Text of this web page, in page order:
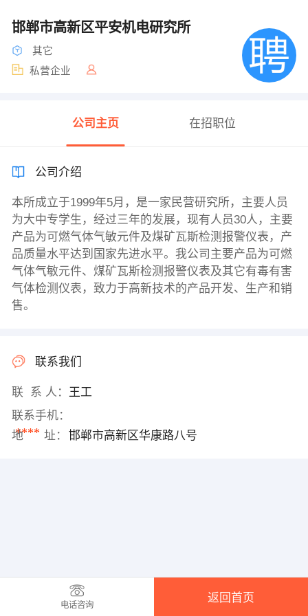
邯郸市高新区平安机电研究所
其它
私营企业
公司主页 在招职位
公司介绍
本所成立于1999年5月，是一家民营研究所，主要人员
为大中专学生，经过三年的发展，现有人员30人，主要
产品为可燃气体气敏元件及煤矿瓦斯检测报警仪表，产
品质量水平达到国家先进水平。我公司主要产品为可燃
气体气敏元件、煤矿瓦斯检测报警仪表及其它有毒有害
气体检测仪表，致力于高新技术的产品开发、生产和销
售。
联系我们
联 系 人： 王工
联系手机：
****
地 址： 邯郸市高新区华康路八号
电话咨询
返回首页